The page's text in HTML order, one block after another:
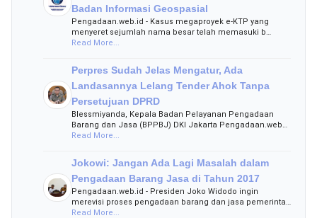
Badan Informasi Geospasial
Pengadaan.web.id - Kasus megaproyek e-KTP yang
menyeret sejumlah nama besar telah memasuki b…
Read More...
Perpres Sudah Jelas Mengatur, Ada
Landasannya Lelang Tender Ahok Tanpa
Persetujuan DPRD
Blessmiyanda, Kepala Badan Pelayanan Pengadaan
Barang dan Jasa (BPPBJ) DKI Jakarta Pengadaan.web…
Read More...
Jokowi: Jangan Ada Lagi Masalah dalam
Pengadaan Barang Jasa di Tahun 2017
Pengadaan.web.id - Presiden Joko Widodo ingin
merevisi proses pengadaan barang dan jasa pemerinta…
Read More...